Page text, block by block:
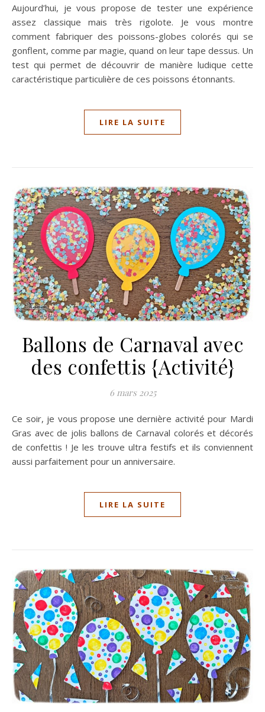
Aujourd’hui, je vous propose de tester une expérience
assez classique mais très rigolote. Je vous montre
comment fabriquer des poissons-globes colorés qui se
gonflent, comme par magie, quand on leur tape dessus. Un
test qui permet de découvrir de manière ludique cette
caractéristique particulière de ces poissons étonnants.
LIRE LA SUITE
Ballons de Carnaval avec
des confettis {Activité}
6 mars 2025
Ce soir, je vous propose une dernière activité pour Mardi
Gras avec de jolis ballons de Carnaval colorés et décorés
de confettis ! Je les trouve ultra festifs et ils conviennent
aussi parfaitement pour un anniversaire.
LIRE LA SUITE